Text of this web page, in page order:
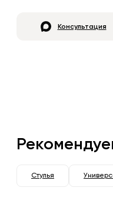
Консультация
Стулья